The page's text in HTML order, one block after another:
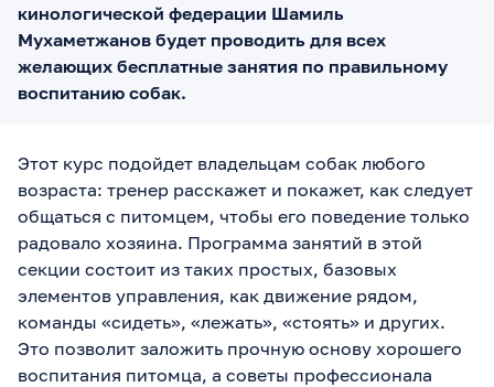
кинологической федерации Шамиль
Мухаметжанов будет проводить для всех
желающих бесплатные занятия по правильному
воспитанию собак.
Этот курс подойдет владельцам собак любого
возраста: тренер расскажет и покажет, как следует
общаться с питомцем, чтобы его поведение только
радовало хозяина. Программа занятий в этой
секции состоит из таких простых, базовых
элементов управления, как движение рядом,
команды «сидеть», «лежать», «стоять» и других.
Это позволит заложить прочную основу хорошего
воспитания питомца, а советы профессионала